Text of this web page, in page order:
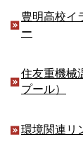
豊明高校イ
ー
住友重機械
プール）
環境関連リ